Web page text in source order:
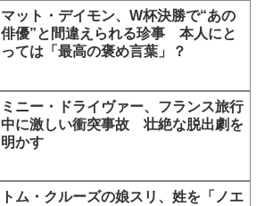
マット・デイモン、W杯決勝で“あの
俳優”と間違えられる珍事 本人にと
っては「最高の褒め言葉」？
ミニー・ドライヴァー、フランス旅行
中に激しい衝突事故 壮絶な脱出劇を
明かす
トム・クルーズの娘スリ、姓を「ノエ